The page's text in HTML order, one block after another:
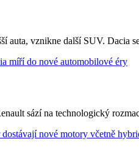
vznikne další SUV. Dacia
sází na technologický